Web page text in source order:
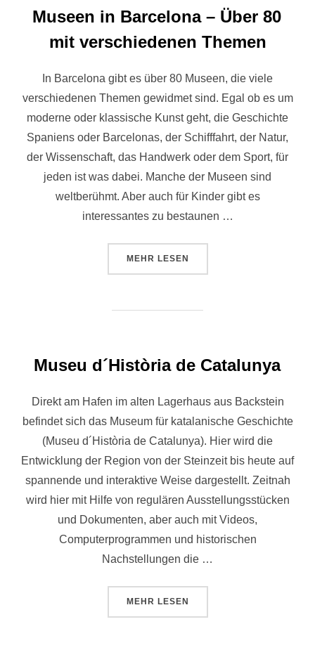
Museen in Barcelona – Über 80
mit verschiedenen Themen
In Barcelona gibt es über 80 Museen, die viele
verschiedenen Themen gewidmet sind. Egal ob es um
moderne oder klassische Kunst geht, die Geschichte
Spaniens oder Barcelonas, der Schifffahrt, der Natur,
der Wissenschaft, das Handwerk oder dem Sport, für
jeden ist was dabei. Manche der Museen sind
weltberühmt. Aber auch für Kinder gibt es
interessantes zu bestaunen …
MEHR ÜBER „MUSEEN IN BARCELONA
LESEN
Museu d´Història de Catalunya
Direkt am Hafen im alten Lagerhaus aus Backstein
befindet sich das Museum für katalanische Geschichte
(Museu d´Història de Catalunya). Hier wird die
Entwicklung der Region von der Steinzeit bis heute auf
spannende und interaktive Weise dargestellt. Zeitnah
wird hier mit Hilfe von regulären Ausstellungsstücken
und Dokumenten, aber auch mit Videos,
Computerprogrammen und historischen
Nachstellungen die …
MEHR ÜBER „MUSEU D´HISTÒRIA DE
LESEN